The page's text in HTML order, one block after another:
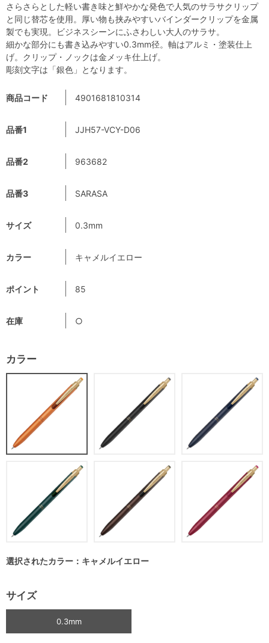
商品コード 4901681810314
品番1 JJH57-VCY-D06
品番2 963682
品番3 SARASA
サイズ 0.3mm
カラー キャメルイエロー
ポイント 85
在庫 ○
カラー
選択されたカラー：キャメルイエロー
サイズ
0.3mm
さらさらとした軽い書き味と鮮やかな発色で人気のサラサクリップ
と同じ替芯を使用。厚い物も挟みやすいバインダークリップを金属
製でも実現。ビジネスシーンにふさわしい大人のサラサ。
細かな部分にも書き込みやすい0.3mm径。軸はアルミ・塗装仕上
げ。クリップ・ノックは金メッキ仕上げ。
彫刻文字は「銀色」となります。